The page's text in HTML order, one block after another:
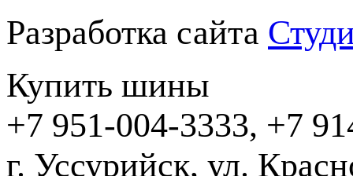
Разработка сайта
Купить шины
+7 951-004-3333, +7
г. Уссурийск,